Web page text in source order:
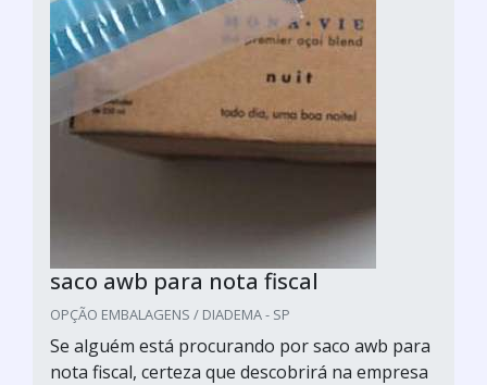
saco awb para nota fiscal
OPÇÃO EMBALAGENS / DIADEMA - SP
Se alguém está procurando por saco awb para
nota fiscal, certeza que descobrirá na empresa